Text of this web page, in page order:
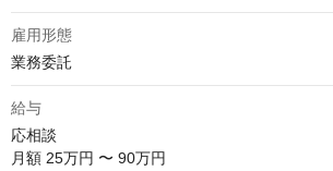
雇用形態
業務委託
給与
応相談
月額 25万円 〜 90万円